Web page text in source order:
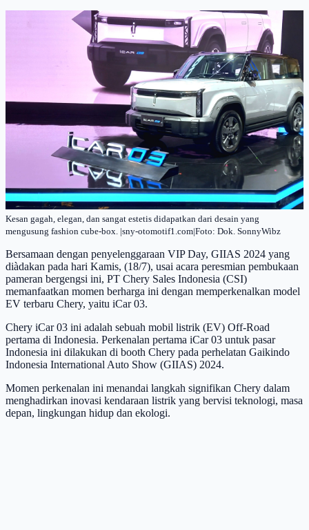
Kesan gagah, elegan, dan sangat estetis didapatkan dari desain yang
mengusung fashion cube-box. |sny-otomotif1.com|Foto: Dok. SonnyWibz
Bersamaan dengan penyelenggaraan VIP Day, GIIAS 2024 yang
diàdakan pada hari Kamis, (18/7), usai acara peresmian pembukaan
pameran bergengsi ini, PT Chery Sales Indonesia (CSI)
memanfaatkan momen berharga ini dengan memperkenalkan model
EV terbaru Chery, yaitu iCar 03.
Chery iCar 03 ini adalah sebuah mobil listrik (EV) Off-Road
pertama di Indonesia. Perkenalan pertama iCar 03 untuk pasar
Indonesia ini dilakukan di booth Chery pada perhelatan Gaikindo
Indonesia International Auto Show (GIIAS) 2024.
Momen perkenalan ini menandai langkah signifikan Chery dalam
menghadirkan inovasi kendaraan listrik yang bervisi teknologi, masa
depan, lingkungan hidup dan ekologi.